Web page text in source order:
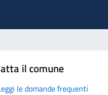
il comune
le domande frequenti